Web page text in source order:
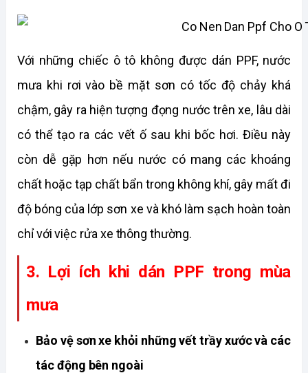
Với những chiếc ô tô không được dán PPF, nước
mưa khi rơi vào bề mặt sơn có tốc độ chảy khá
chậm, gây ra hiện tượng đọng nước trên xe, lâu dài
có thể tạo ra các vết ố sau khi bốc hơi. Điều này
còn dễ gặp hơn nếu nước có mang các khoáng
chất hoặc tạp chất bẩn trong không khí, gây mất đi
độ bóng của lớp sơn xe và khó làm sạch hoàn toàn
chỉ với việc rửa xe thông thường.
3. Lợi ích khi dán PPF trong mùa
mưa
Bảo vệ sơn xe khỏi những vết trầy xước và các
tác động bên ngoài